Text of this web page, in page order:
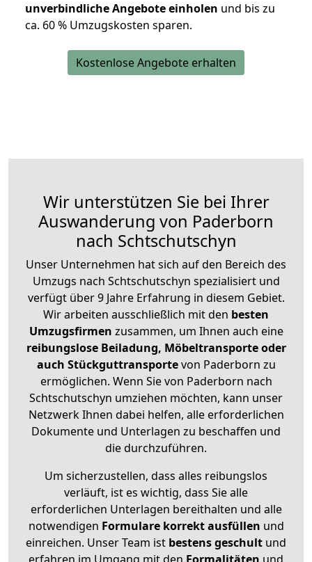
unverbindliche Angebote einholen und bis zu
ca. 60 % Umzugskosten sparen.
Kostenlose Angebote erhalten
Wir unterstützen Sie bei Ihrer
Auswanderung von Paderborn
nach Schtschutschyn
Unser Unternehmen hat sich auf den Bereich des
Umzugs nach Schtschutschyn spezialisiert und
verfügt über 9 Jahre Erfahrung in diesem Gebiet.
Wir arbeiten ausschließlich mit den besten
Umzugsfirmen zusammen, um Ihnen auch eine
reibungslose Beiladung, Möbeltransporte oder
auch Stückguttransportevon Paderborn zu
ermöglichen. Wenn Sie von Paderborn nach
Schtschutschyn umziehen möchten, kann unser
Netzwerk Ihnen dabei helfen, alle erforderlichen
Dokumente und Unterlagen zu beschaffen und
die durchzuführen.
Um sicherzustellen, dass alles reibungslos
verläuft, ist es wichtig, dass Sie alle
erforderlichen Unterlagen bereithalten und alle
notwendigen Formulare korrekt ausfüllen und
einreichen. Unser Team ist bestens geschult und